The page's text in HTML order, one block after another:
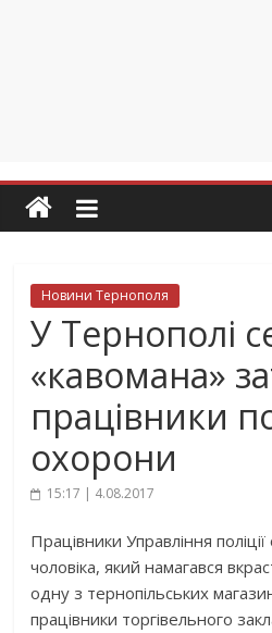
Новини Тернополя
У Тернополі
«кавомана»
працівники
охорони
15:17 | 4.08.2017
Працівники Управління
чоловіка, який намагався
одну з тернопільських
працівники торгівельного